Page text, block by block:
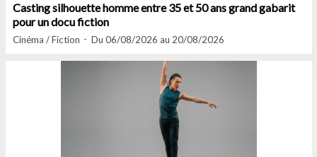
Casting silhouette homme entre 35 et 50 ans grand gabarit
pour un docu fiction
Cinéma / Fiction Du 06/08/2026 au 20/08/2026